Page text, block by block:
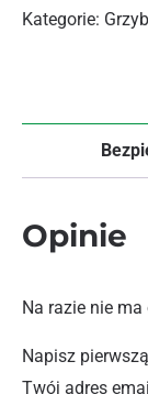
Kategorie:
Opinie
Na razie nie
Napisz
Twój adres